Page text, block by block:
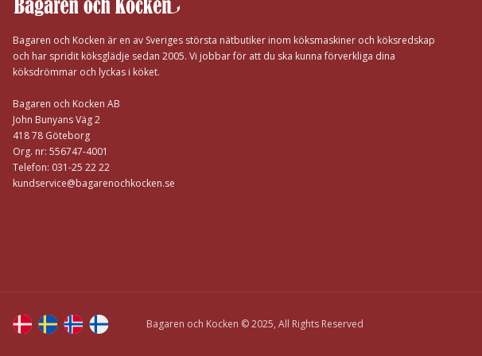
Bagaren och Kocken är en av Sveriges största nätbutiker inom köksmaskiner och köksredskap
och har spridit köksglädje sedan 2005. Vi jobbar för att du ska kunna förverkliga dina
köksdrömmar och lyckas i köket.
Bagaren och Kocken AB
John Bunyans Väg 2
418 78 Göteborg
Org. nr: 556747-4001
Telefon: 031-25 22 22
kundservice@bagarenochkocken.se
Bagaren och Kocken © 2025, All Rights Reserved